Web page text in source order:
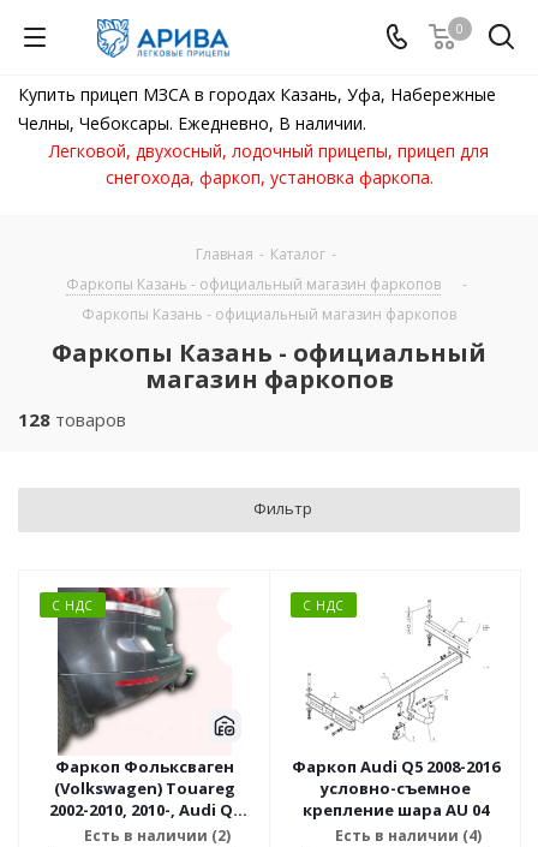
0
Купить прицеп МЗСА в городах Казань, Уфа, Набережные
Челны, Чебоксары. Ежедневно, В наличии.
Легковой, двухосный, лодочный прицепы, прицеп для
снегохода, фаркоп, установка фаркопа.
Главная - Каталог -
Фаркопы Казань - официальный магазин фаркопов
-
Фаркопы Казань - официальный магазин фаркопов
Фаркопы Казань - официальный
магазин фаркопов
128 товаров
Фильтр
С НДС
Фаркоп Фольксваген
(Volkswagen) Touareg
2002-2010, 2010-, Audi Q7
2005-2015 V124-A
Есть в наличии (2)
С НДС
Фаркоп Audi Q5 2008-2016
условно-съемное
крепление шара AU 04
Есть в наличии (4)